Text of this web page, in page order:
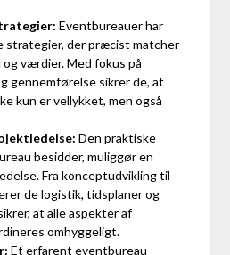
Eventbureauer har
strategier, der præcist matcher
og værdier. Med fokus på
gennemførelse sikrer de, at
kun er vellykket, men også
Den praktiske
besidder, muliggør en
Fra konceptudvikling til
de logistik, tidsplaner og
at alle aspekter af
omhyggeligt.
Et erfarent eventbureau